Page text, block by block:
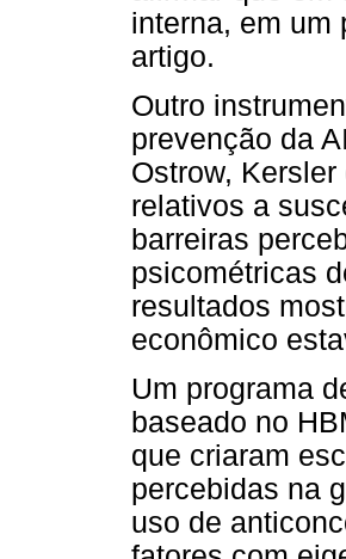
interna, em um
artigo.
Outro
prevenção da
Ostrow,
relativos a
barreiras
psicométricas
resultados
econômico
Um programa
baseado no
que criaram
percebidas na
uso de